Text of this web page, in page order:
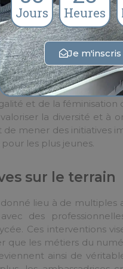
leur expérience,
essentielle pour
: la
les
et de la
la diversité et à
mener des initiatives
les plus jeunes.
sur le terrain
lieu à de multiples
des
Ces interventions
que les métiers du
ainsi de
Jours Heures
Je